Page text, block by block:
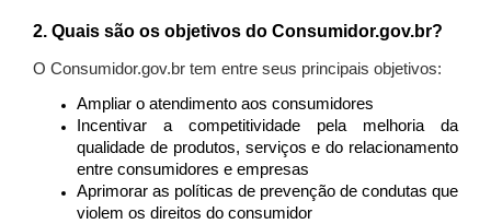
2. Quais são os objetivos do Consumidor.gov.br?
O Consumidor.gov.br tem entre seus principais objetivos:
Ampliar o atendimento aos consumidores
Incentivar a competitividade pela melhoria da
qualidade de produtos, serviços e do relacionamento
entre consumidores e empresas
Aprimorar as políticas de prevenção de condutas que
violem os direitos do consumidor